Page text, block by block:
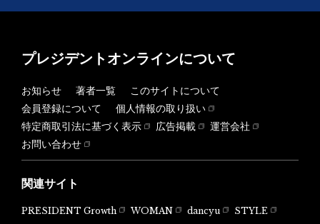
プレジデントオンラインについて
お知らせ 著者一覧
このサイトについて
会員登録について
個人情報の取り扱い
特定商取引法に基づく表示
広告掲載
運営会社
お問い合わせ
関連サイト
PRESIDENT Growth WOMAN dancyu
STYLE